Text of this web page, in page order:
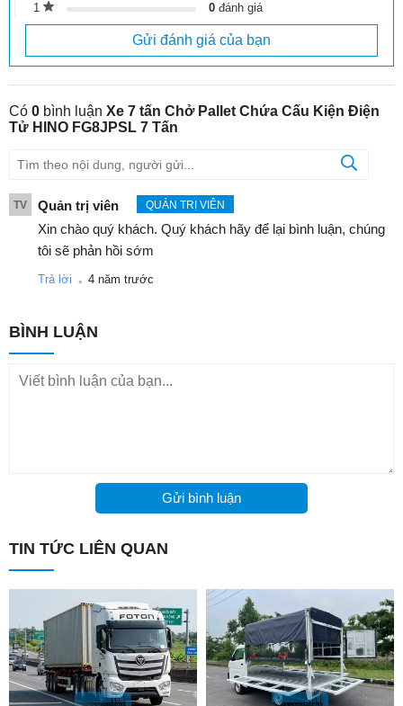
1
0 đánh giá
Gửi đánh giá của bạn
Có 0 bình luận Xe 7 tấn Chở Pallet Chứa Cấu Kiện Điện
Tử HINO FG8JPSL 7 Tấn
TV Quản trị viên QUẢN TRỊ VIÊN
Xin chào quý khách. Quý khách hãy để lại bình luận, chúng
tôi sẽ phản hồi sớm
Trả lời . 4 năm trước
BÌNH LUẬN
Gửi bình luận
TIN TỨC LIÊN QUAN